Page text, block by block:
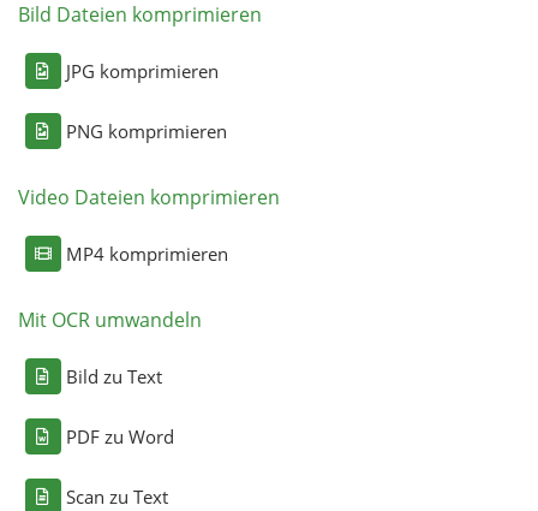
Bild Dateien komprimieren
JPG komprimieren
PNG komprimieren
Video Dateien komprimieren
MP4 komprimieren
Mit OCR umwandeln
Bild zu Text
PDF zu Word
Scan zu Text